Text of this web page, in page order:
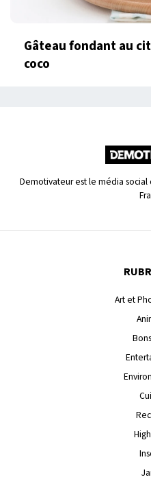
Gâteau fondant au
coco
Demotivateur est le média
Art et